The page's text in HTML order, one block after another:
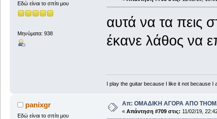
Εδώ είναι το σπίτι μου
Μηνύματα: 938
αυτά να τα πεις
έκανε λάθος να
I play the guitar because I like it not because I
panixgr
Εδώ είναι το σπίτι μου
Απ: ΟΜΑΔΙΚΗ ΑΓΟΡΑ ΑΠΟ
« Απάντηση #709 στις: 11/02/19,